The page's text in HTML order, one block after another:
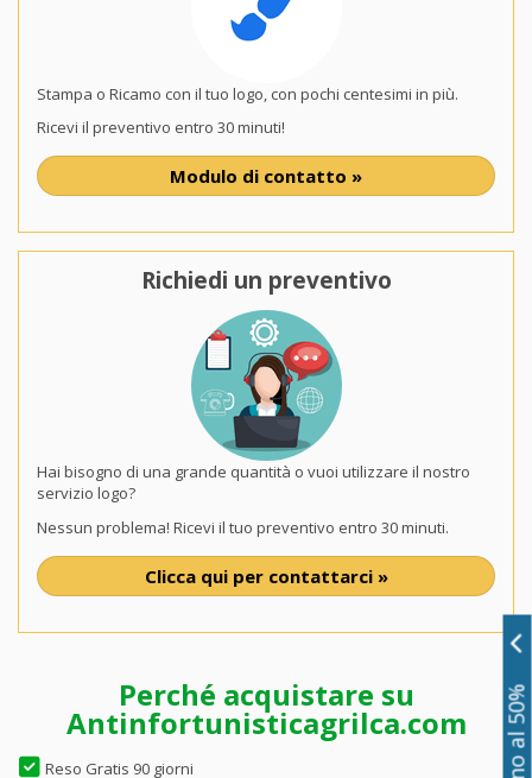
Stampa o Ricamo con il tuo logo, con pochi centesimi in più.
Ricevi il preventivo entro 30 minuti!
Modulo di contatto »
Richiedi un preventivo
Hai bisogno di una grande quantità o vuoi utilizzare il nostro
servizio logo?
Nessun problema! Ricevi il tuo preventivo entro 30 minuti.
Clicca qui per contattarci »
Perché acquistare su
Antinfortunisticagrilca.com
Reso Gratis 90 giorni